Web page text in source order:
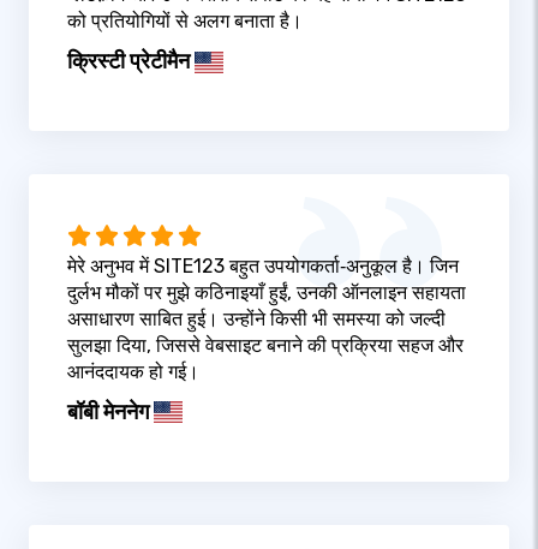
को प्रतियोगियों से अलग बनाता है।
क्रिस्टी प्रेटीमैन
मेरे अनुभव में SITE123 बहुत उपयोगकर्ता‑अनुकूल है। जिन
दुर्लभ मौकों पर मुझे कठिनाइयाँ हुईं, उनकी ऑनलाइन सहायता
असाधारण साबित हुई। उन्होंने किसी भी समस्या को जल्दी
सुलझा दिया, जिससे वेबसाइट बनाने की प्रक्रिया सहज और
आनंददायक हो गई।
बॉबी मेननेग